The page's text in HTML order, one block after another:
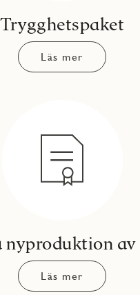
Trygghetspaket
Läs mer
nyproduktion av
Läs mer